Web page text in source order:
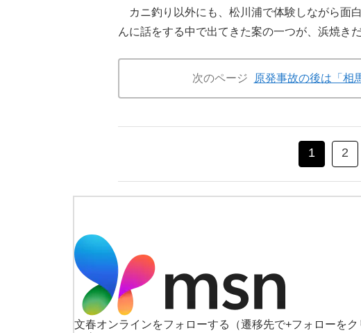
カニ釣り以外にも、松川浦で体験しながら面
んに話をする中で出てきた案の一つが、浜焼きだ
次のページ 原発事故の後は「相
1 2
文春オンラインをフォローする
（遷移先で+フォローをク